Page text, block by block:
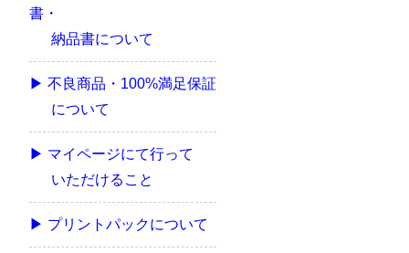
書・
納品書について
▶ 不良商品・100%満足保証
について
▶ マイページにて行って
いただけること
▶ プリントパックについて